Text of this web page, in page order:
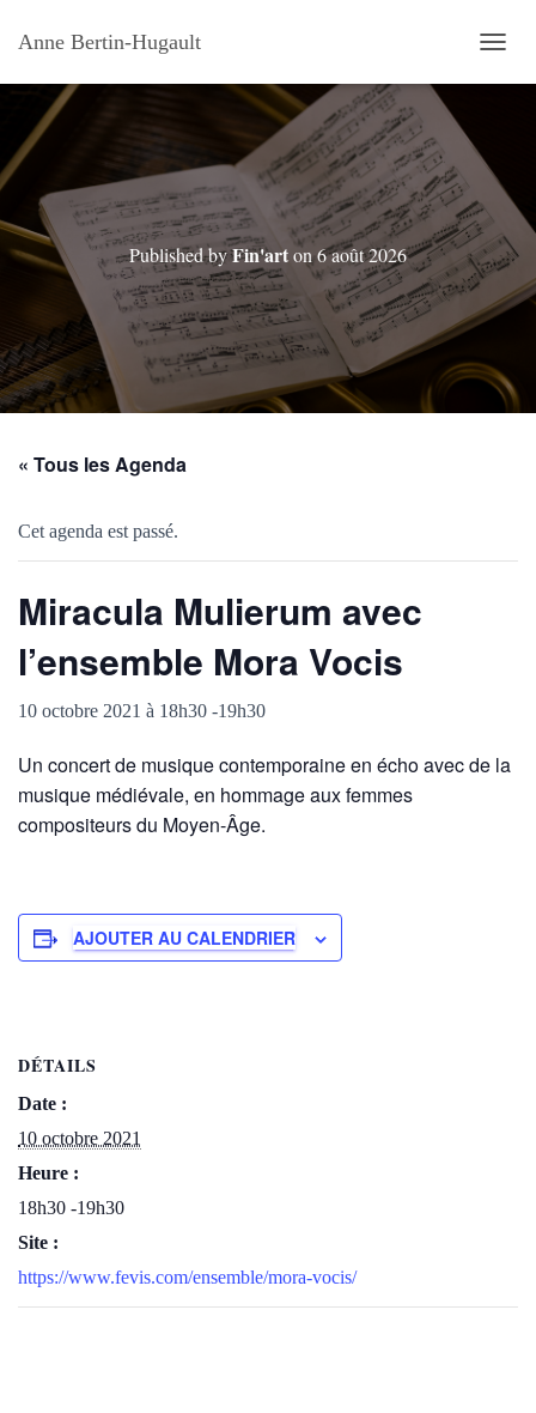
Anne Bertin-Hugault
Published byFin'arton6 août 2026
« Tous les Agenda
Cet agenda est passé.
Miracula Mulierum avec
l’ensemble Mora Vocis
10 octobre 2021 à 18h30 -19h30
Un concert de musique contemporaine en écho avec de la
musique médiévale, en hommage aux femmes
compositeurs du Moyen-Âge.
AJOUTER AU CALENDRIER
DÉTAILS
Date :
10 octobre 2021
Heure :
18h30 -19h30
Site :
https://www.fevis.com/ensemble/mora-vocis/